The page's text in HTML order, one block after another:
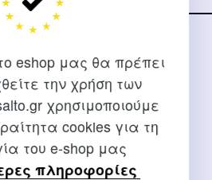
eshop μας θα πρέπει
την χρήση των
χρησιμοποιούμε
cookies για τη
του e-shop μας
πληροφορίες
παραγγελιών μέσω του